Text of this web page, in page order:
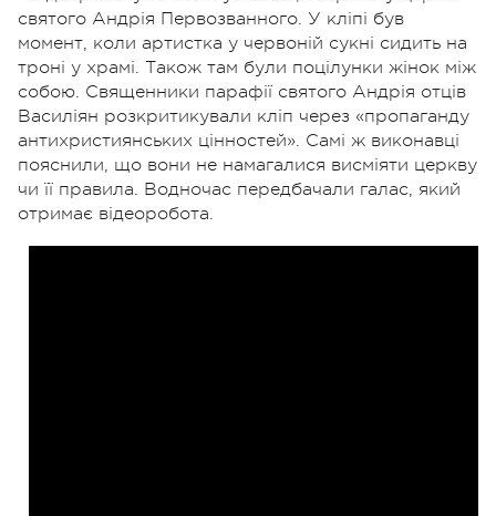
святого Андрія Первозванного. У кліпі був
момент, коли артистка у червоній сукні сидить на
троні у храмі. Також там були поцілунки жінок між
собою. Священники парафії святого Андрія отців
Василіян розкритикували кліп через «пропаганду
антихристиянських цінностей». Самі ж виконавці
пояснили, що вони не намагалися висміяти церкву
чи її правила. Водночас передбачали галас, який
отримає відеоробота.